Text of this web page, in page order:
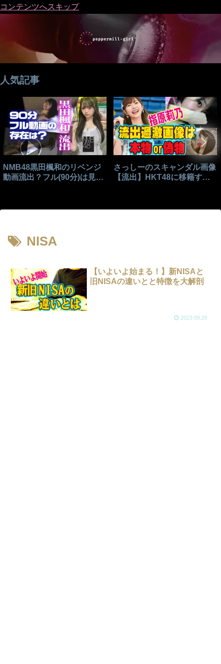
コンテンツへスキップ
人気記事
NMB48黒田楓和のリベンジ
動画流出？フル(90分)は見れ
さっしーのスキャンダル画像
【流出】HKT48に移籍する
NISA
【いよいよ始まる！】新NISAと
旧NISAの違いとと特徴を大解剖
2023.09.28